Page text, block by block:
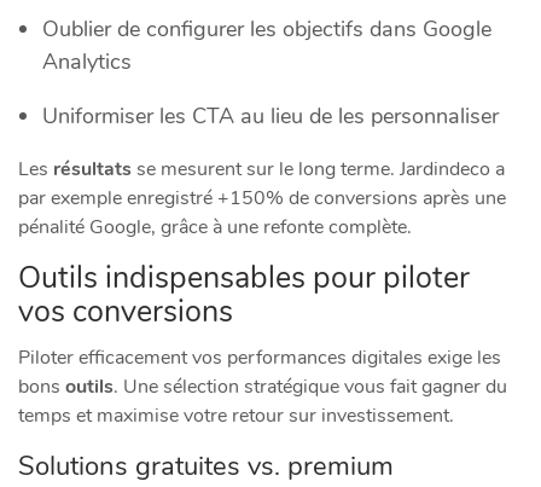
Oublier de configurer les objectifs dans Google
Analytics
Uniformiser les CTA au lieu de les personnaliser
Les résultatsse mesurent sur le long terme. Jardindeco a
par exemple enregistré +150% de conversions après une
pénalité Google, grâce à une refonte complète.
Outils indispensables pour piloter
vos conversions
Piloter efficacement vos performances digitales exige les
bons outils. Une sélection stratégique vous fait gagner du
temps et maximise votre retour sur investissement.
Solutions gratuites vs. premium